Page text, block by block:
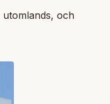
och